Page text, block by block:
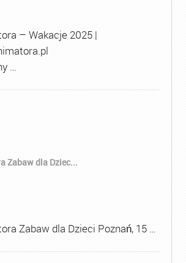
– Wakacje 2025 |
…
Zabaw dla Dziec...
Zabaw dla Dzieci Poznań, 15 …